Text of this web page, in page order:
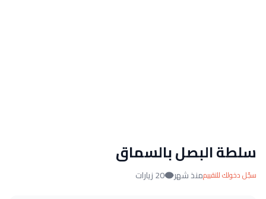
سلطة البصل بالسماق
سجّل دخولك للتقييممنذ شهر 20 زيارات